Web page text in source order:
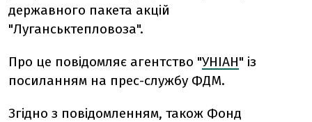
державного пакета акцій
"Луганськтепловоза".
Про це повідомляє агентство "УНІАН" із
посиланням на прес-службу ФДМ.
Згідно з повідомленням, також Фонд